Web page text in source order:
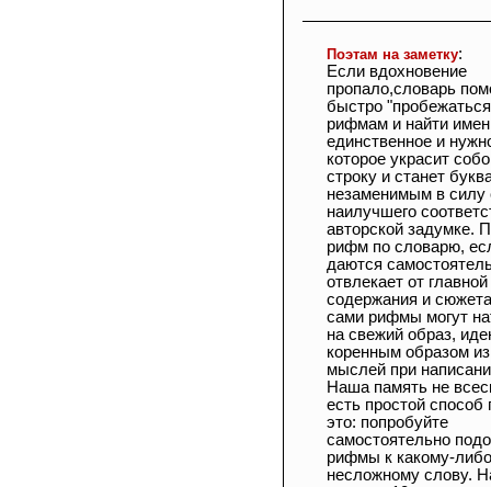
Поэтам на заметку:
Если вдохновение
пропало,словарь
быстро
рифмам и найти
единственное и
которое украсит
строку и станет
незаменимым в силу
наилучшего
авторской задумке.
рифм по словарю,
даются
отвлекает от
содержания и
сами рифмы могут
на свежий образ,
коренным образом
мыслей при
Наша память не
есть простой способ
это: попробуйте
самостоятельно
рифмы к какому-либо
несложному слову.